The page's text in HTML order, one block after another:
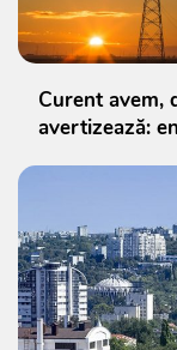
Curent avem,
avertizează: